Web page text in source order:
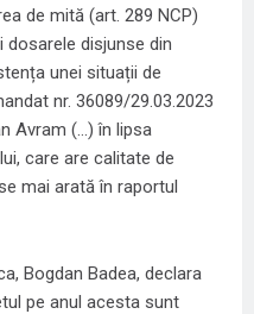
de mită (art. 289 NCP)
dosarele disjunse din
unei situații de
nr. 36089/29.03.2023
Avram (…) în lipsa
care are calitate de
mai arată în raportul
Bogdan Badea, declara
pe anul acesta sunt